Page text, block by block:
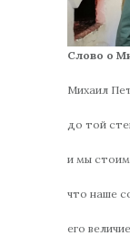
Слово о
Михаил
до той
и мы стоим
что наше
его